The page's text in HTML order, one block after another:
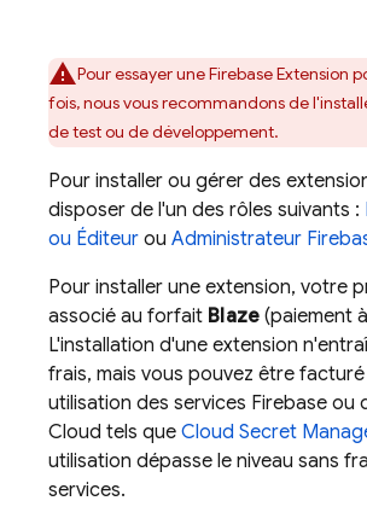
Pour essayer uneFirebase Extension
fois, nous vous recommandons de
de test ou de développement.
Pour installer ou gérer des
disposer de l'un des rôles suivants :
ou Éditeur ou Administrateur
Pour installer une extension, votre
associé au forfait Blaze (paiement
L'installation d'une extension
frais, mais vous pouvez être
utilisation des services Firebase ou
Cloud tels que Cloud Secret
utilisation dépasse le niveau sans
services.